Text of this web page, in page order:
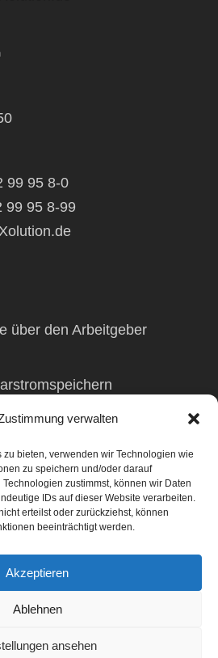
verwalten
bieten, verwenden wir Technologien wie
zu speichern und/oder darauf
zustimmst, können wir Daten
IDs auf dieser Website verarbeiten.
erteilst oder zurückziehst, können
beeinträchtigt werden.
Akzeptieren
Ablehnen
ansehen
99 95 8-0
99 95 8-99
über den Arbeitgeber
– Beratung,
Erfassung lfd.
Marketing,